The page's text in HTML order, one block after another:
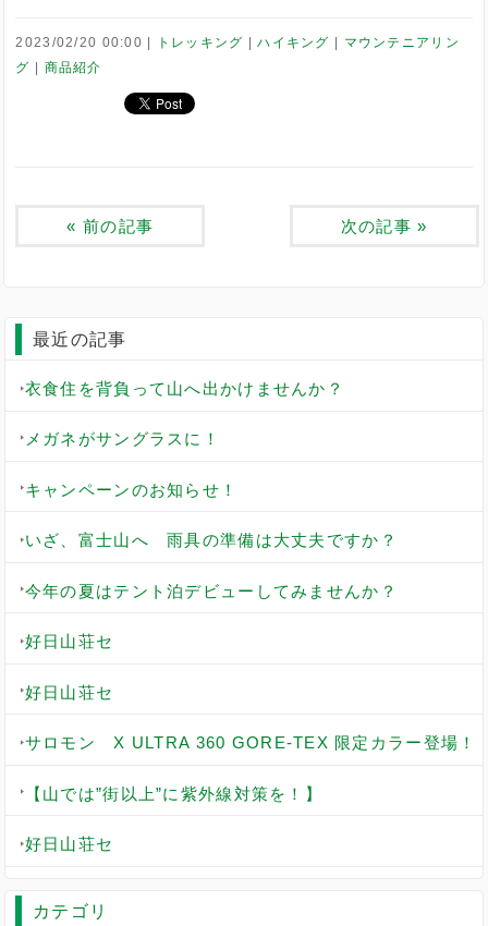
2023/02/20 00:00 トレッキング ハイキング
マウンテニアリン
グ
商品紹介
« 前の記事 次の記事 »
最近の記事
衣食住を背負って山へ出かけませんか？
メガネがサングラスに！
キャンペーンのお知らせ！
いざ、富士山へ 雨具の準備は大丈夫ですか？
今年の夏はテント泊デビューしてみませんか？
好日山荘セ
好日山荘セ
サロモン X ULTRA 360 GORE-TEX 限定カラー登場！
【山では”街以上”に紫外線対策を！】
好日山荘セ
カテゴリ